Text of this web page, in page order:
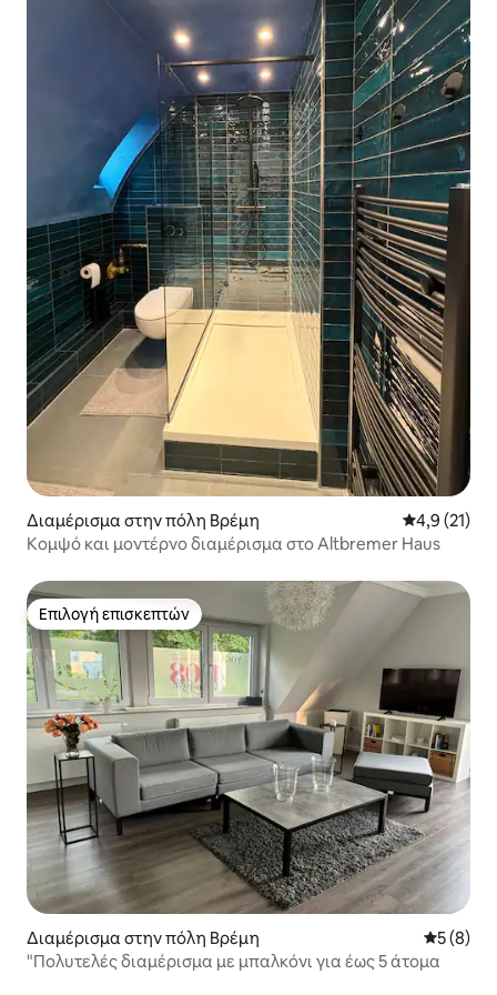
Διαμέρισμα στην πόλη Βρέμη Μέση
4,9 (21)
Κομψό και μοντέρνο διαμέρισμα στο Altbremer Haus
Επιλογή επισκεπτών
Επιλογή επισκεπτών
Διαμέρισμα στην πόλη Βρέμη Μέση
5 (8)
"Πολυτελές διαμέρισμα με μπαλκόνι για έως 5 άτομα